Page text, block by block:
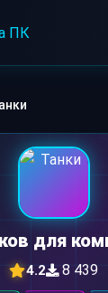
для
4.2 8 439